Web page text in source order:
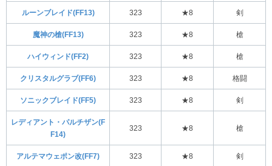
ルーンブレイド(FF13) 323 ★8 剣
魔神の槍(FF13) 323 ★8 槍
ハイウィンド(FF2) 323 ★8 槍
クリスタルグラブ(FF6) 323 ★8 格闘
ソニックブレイド(FF5) 323 ★8 剣
レディアント・パルチザン(F
F14)
323 ★8 槍
アルテマウェポン改(FF7) 323 ★8 剣